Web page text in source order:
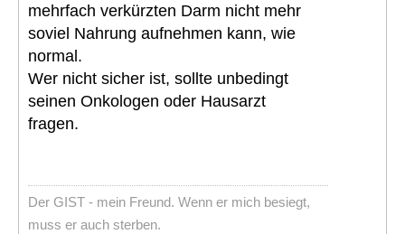
mehrfach verkürzten Darm nicht mehr
soviel Nahrung aufnehmen kann, wie
normal.
Wer nicht sicher ist, sollte unbedingt
seinen Onkologen oder Hausarzt
fragen.
Der GIST - mein Freund. Wenn er mich besiegt,
muss er auch sterben.